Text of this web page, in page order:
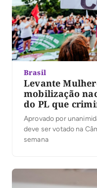
Brasil
Levante
mobilização
do PL que
Aprovado por
deve ser votado na
semana